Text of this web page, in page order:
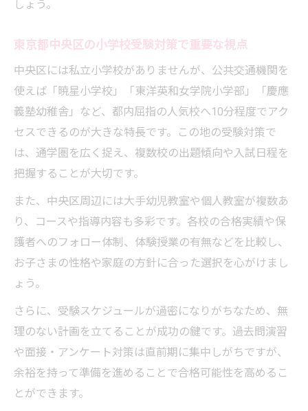
しょう。
東京都中央区の小学校受験対策で重要な視点
中央区には私立小学校がありませんが、公共交通機関を
使えば「暁星小学校」「東洋英和女学院小学部」「慶應
義塾幼稚舎」など、都内屈指の人気校へ10分程度でアク
セスできるのが大きな特長です。この地の受験対策で
は、通学圏を広く捉え、複数校の出題傾向や入試日程を
把握することが大切です。
また、中央区周辺には大手幼児教室や個人教室が複数あ
り、コースや指導内容も多彩です。各校の合格実績や保
護者へのフォロー体制、体験授業の有無などを比較し、
お子さまの性格や家庭の方針に合った選択を心がけまし
ょう。
さらに、受験スケジュールが過密になりがちなため、無
理のない計画を立てることが成功の鍵です。過去問演習
や面接・アンケート対策は直前期に集中しがちですが、
余裕を持って準備を進めることで合格可能性を高めるこ
とができます。